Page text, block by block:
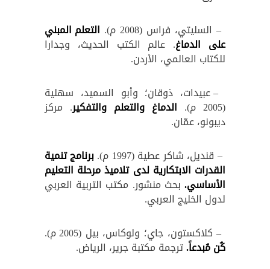
– السليتي، فراس (2008 م).
التعلم المبني
على الدماغ. عالم الكتب الحديث، وجدارا
للكتاب العالمي، الأردن.
– عبيدات، ذوقان؛ وأبو السميد، سهلية
(2005 م). الدماغ والتعلم والتفكير. مركز
ديبونو، عمّان.
– قنديل، شاكر عطية (1997 م).
برنامج تنمية
القدرات الابتكارية لدى تلاميذ مرحلة التعليم
الأساسي. بحث منشور. مكتب التربية العربي
لدول الخليج العربي.
– كلاكستون، جاي؛ ولوكاس، بيل (2005 م).
كُن مُبدعاً.ترجمة مكتبة جرير، الرياض.